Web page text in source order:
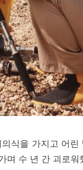
식을 가지고 어
며 수 년 간 괴로